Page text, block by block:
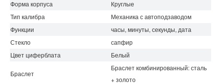
Форма корпуса
Круглые
Тип калибра
Механика с автоподзаводом
Функции
часы, минуты, секунды, дата
Стекло
сапфир
Цвет циферблата
Белый
Браслет
Браслет комбинированный: сталь
+ золото